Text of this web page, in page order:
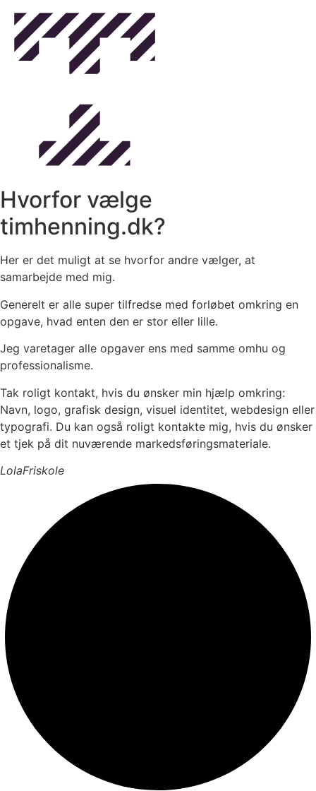
Hvorfor vælge
timhenning.dk?
Her er det muligt at se hvorfor andre vælger, at
samarbejde med mig.
Generelt er alle super tilfredse med forløbet omkring en
opgave, hvad enten den er stor eller lille.
Jeg varetager alle opgaver ens med samme omhu og
professionalisme.
Tak roligt kontakt, hvis du ønsker min hjælp omkring:
Navn, logo, grafisk design, visuel identitet, webdesign eller
typografi. Du kan også roligt kontakte mig, hvis du ønsker
et tjek på dit nuværende markedsføringsmateriale.
LolaFriskole